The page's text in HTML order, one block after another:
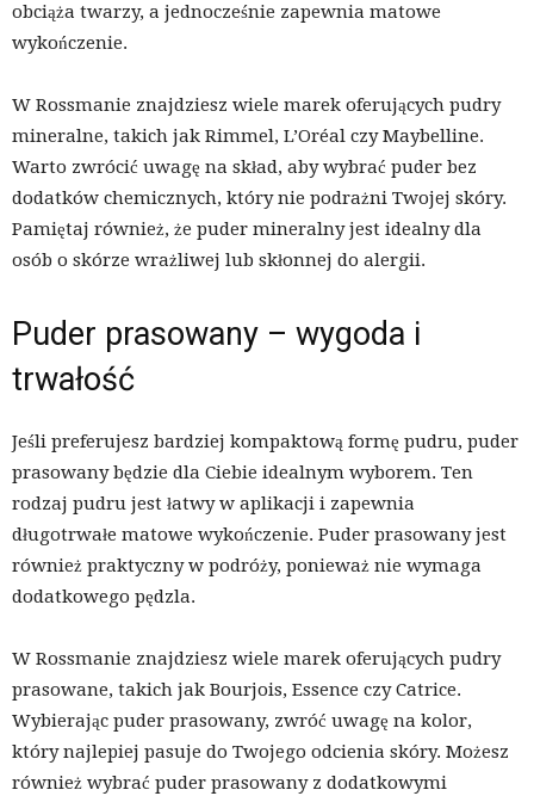
obciąża twarzy, a jednocześnie zapewnia matowe
wykończenie.
W Rossmanie znajdziesz wiele marek oferujących pudry
mineralne, takich jak Rimmel, L’Oréal czy Maybelline.
Warto zwrócić uwagę na skład, aby wybrać puder bez
dodatków chemicznych, który nie podrażni Twojej skóry.
Pamiętaj również, że puder mineralny jest idealny dla
osób o skórze wrażliwej lub skłonnej do alergii.
Puder prasowany – wygoda i
trwałość
Jeśli preferujesz bardziej kompaktową formę pudru, puder
prasowany będzie dla Ciebie idealnym wyborem. Ten
rodzaj pudru jest łatwy w aplikacji i zapewnia
długotrwałe matowe wykończenie. Puder prasowany jest
również praktyczny w podróży, ponieważ nie wymaga
dodatkowego pędzla.
W Rossmanie znajdziesz wiele marek oferujących pudry
prasowane, takich jak Bourjois, Essence czy Catrice.
Wybierając puder prasowany, zwróć uwagę na kolor,
który najlepiej pasuje do Twojego odcienia skóry. Możesz
również wybrać puder prasowany z dodatkowymi